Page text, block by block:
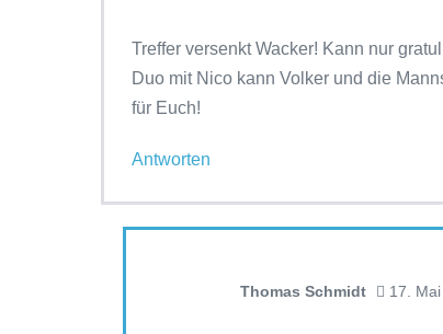
Treffer versenkt Wacker! Kann nur
Duo mit Nico kann Volker und die
für Euch!
Antworten
Thomas Schmidt 17.